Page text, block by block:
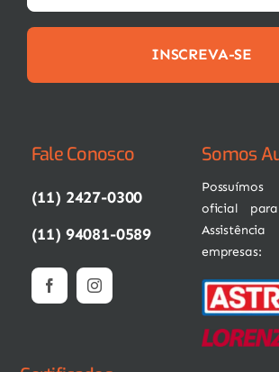
INSCREVA-SE
Fale Conosco
(11) 2427-0300
(11) 94081-0589
Somos
oficial
empresas: